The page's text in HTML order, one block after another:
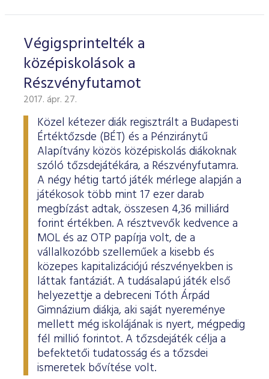
Végigsprintelték a
középiskolások a
Részvényfutamot
2017. ápr. 27.
Közel kétezer diák regisztrált a Budapesti
Értéktőzsde (BÉT) és a Pénziránytű
Alapítvány közös középiskolás diákoknak
szóló tőzsdejátékára, a Részvényfutamra.
A négy hétig tartó játék mérlege alapján a
játékosok több mint 17 ezer darab
megbízást adtak, összesen 4,36 milliárd
forint értékben. A résztvevők kedvence a
MOL és az OTP papírja volt, de a
vállalkozóbb szelleműek a kisebb és
közepes kapitalizációjú részvényekben is
láttak fantáziát. A tudásalapú játék első
helyezettje a debreceni Tóth Árpád
Gimnázium diákja, aki saját nyereménye
mellett még iskolájának is nyert, mégpedig
fél millió forintot. A tőzsdejáték célja a
befektetői tudatosság és a tőzsdei
ismeretek bővítése volt.